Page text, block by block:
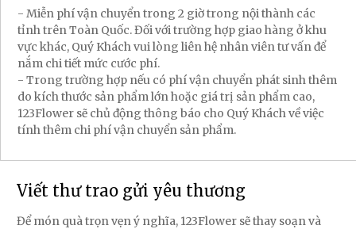
- Miễn phí vận chuyển trong 2 giờ trong nội thành các
tỉnh trên Toàn Quốc. Đối với trường hợp giao hàng ở khu
vực khác, Quý Khách vui lòng liên hệ nhân viên tư vấn để
nắm chi tiết mức cước phí.
- Trong trường hợp nếu có phí vận chuyển phát sinh thêm
do kích thước sản phẩm lớn hoặc giá trị sản phẩm cao,
123Flower sẽ chủ động thông báo cho Quý Khách về việc
tính thêm chi phí vận chuyển sản phẩm.
Viết thư trao gửi yêu thương
Để món quà trọn vẹn ý nghĩa, 123Flower sẽ thay soạn và